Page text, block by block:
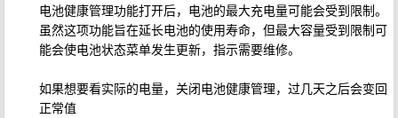
电池健康管理功能打开后，电池的最大充电量可能会受到限制。
虽然这项功能旨在延长电池的使用寿命，但最大容量受到限制可
能会使电池状态菜单发生更新，指示需要维修。
如果想要看实际的电量，关闭电池健康管理，过几天之后会变回
正常值